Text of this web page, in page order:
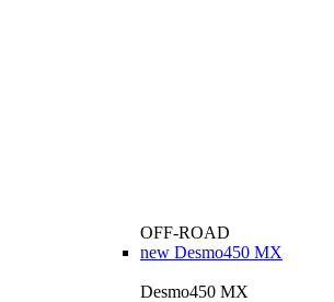
OFF-ROAD
new Desmo450 MX
Desmo450 MX